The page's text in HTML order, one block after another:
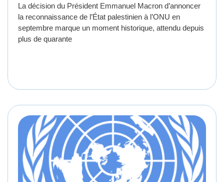
La décision du Président Emmanuel Macron d’annoncer
la reconnaissance de l’État palestinien à l’ONU en
septembre marque un moment historique, attendu depuis
plus de quarante